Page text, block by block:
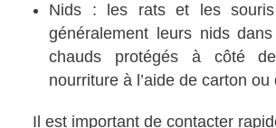
Nids : les rats et les souris
généralement leurs nids
chauds protégés à côté
nourriture à l’aide de carton ou
Il est important de contacter